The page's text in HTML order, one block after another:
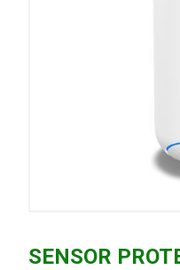
SENSOR